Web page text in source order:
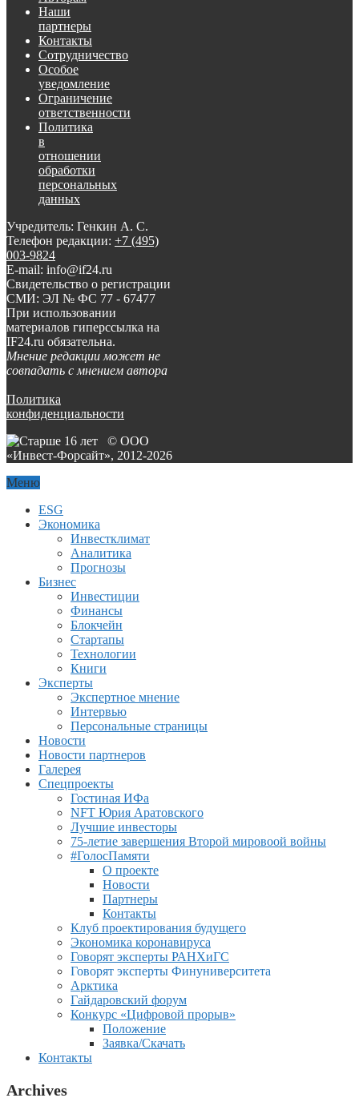
Наши
партнеры
Контакты
Сотрудничество
Особое
уведомление
Ограничение
ответственности
Политика
в
отношении
обработки
персональных
данных
Учредитель: Генкин А. С.
Телефон редакции: +7 (495)
003-9824
E-mail: info@if24.ru
Свидетельство о регистрации
СМИ: ЭЛ № ФС 77 - 67477
При использовании
материалов гиперссылка на
IF24.ru обязательна.
Мнение редакции может не
совпадать с мнением автора
Политика
конфиденциальности
© ООО
«Инвест-Форсайт», 2012-2026
Меню
ESG
Экономика
Инвестклимат
Аналитика
Прогнозы
Бизнес
Инвестиции
Финансы
Блокчейн
Стартапы
Технологии
Книги
Эксперты
Экспертное мнение
Интервью
Персональные страницы
Новости
Новости партнеров
Галерея
Спецпроекты
Гостиная ИФа
NFT Юрия Аратовского
Лучшие инвесторы
75-летие завершения Второй мировоой войны
#ГолосПамяти
О проекте
Новости
Партнеры
Контакты
Клуб проектирования будущего
Экономика коронавируса
Говорят эксперты РАНХиГС
Говорят эксперты Финуниверситета
Арктика
Гайдаровский форум
Конкурс «Цифровой прорыв»
Положение
Заявка/Скачать
Контакты
Archives